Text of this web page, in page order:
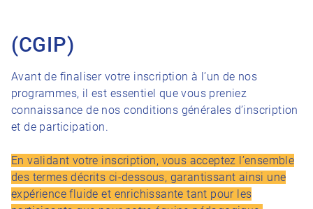
(CGIP)
Avant de finaliser votre inscription à l’un de nos
programmes, il est essentiel que vous preniez
connaissance de nos conditions générales d’inscription
et de participation.
En validant votre inscription, vous acceptez l’ensemble
des termes décrits ci-dessous, garantissant ainsi une
expérience fluide et enrichissante tant pour les